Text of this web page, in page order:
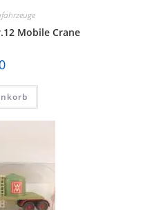
Mobile Crane